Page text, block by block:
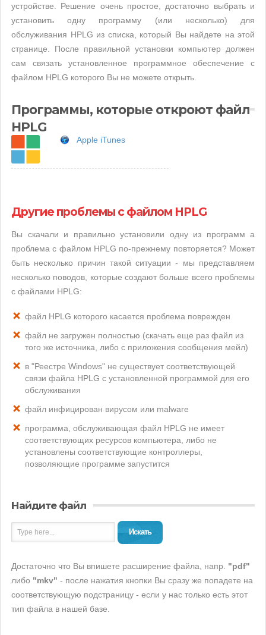
устройстве. Решение очень простое, достаточно выбрать и
установить одну программу (или несколько) для
обслуживания HPLG из списка, который Вы найдете на этой
странице. После правильной установки компьютер должен
сам связать установленное программное обеспечение с
файлом HPLG которого Вы не можете открыть.
Программы, которые откроют файл
HPLG
Apple iTunes
Другие проблемы с файлом HPLG
Вы скачали и правильно установили одну из программ а
проблема с файлом HPLG по-прежнему повторяется? Может
быть несколько причин такой ситуации - мы представляем
несколько поводов, которые создают больше всего проблемы
с файлами HPLG:
файл HPLG которого касается проблема поврежден
файл не загружен полностью (скачать еще раз файл из
того же источника, либо с приложения сообщения мейл)
в "Реестре Windows" не существует соответствующей
связи файла HPLG с установленной программой для его
обслуживания
файл инфицирован вирусом или malware
программа, обслуживающая файл HPLG не имеет
соответствующих ресурсов компьютера, либо не
установлены соответствующие контроллеры,
позволяющие программе запустится
Найдите файл
Искать
Достаточно что Вы впишете расширение файла, напр. "pdf"
либо "mkv" - после нажатия кнопки Вы сразу же попадете на
соответствующую подстраницу - если у нас только есть этот
тип файла в нашей базе.